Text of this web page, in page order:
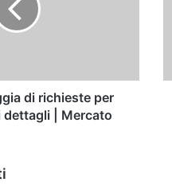
di richieste per
dettagli | Mercato